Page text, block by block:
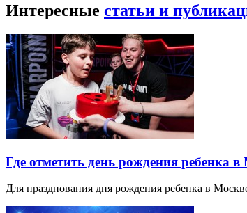
Интересные статьи и
Где отметить день рождения ребенка
Для празднования дня рождения ребенка в